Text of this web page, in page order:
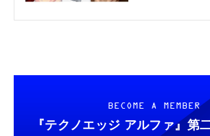
BECOME A MEMBER
『テクノエッジ アルファ』 第